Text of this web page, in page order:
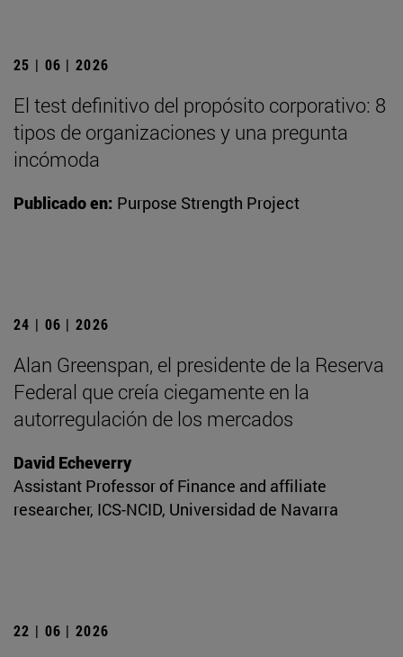
25 | 06 | 2026
El test definitivo del propósito corporativo: 8
tipos de organizaciones y una pregunta
incómoda
Publicado en: Purpose Strength Project
24 | 06 | 2026
Alan Greenspan, el presidente de la Reserva
Federal que creía ciegamente en la
autorregulación de los mercados
David Echeverry
Assistant Professor of Finance and affiliate
researcher, ICS-NCID, Universidad de Navarra
22 | 06 | 2026